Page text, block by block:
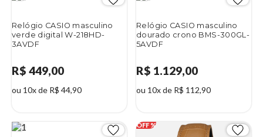
Relógio CASIO masculino
verde digital W-218HD-
3AVDF
R$ 449,00
ou 10x de R$ 44,90
Relógio CASIO masculino
dourado crono BMS-300GL-
5AVDF
R$ 1.129,00
ou 10x de R$ 112,90